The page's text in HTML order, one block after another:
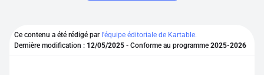
Se connecter
Ce contenu a été rédigé par l'équipe éditoriale de Kartable.
Dernière modification : 12/05/2025 - Conforme au programme 2025-2026